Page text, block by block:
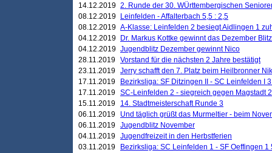
14.12.2019 2. Runde der 30. WÜrttembergischen
08.12.2019
Leinfelden - Affalterbach 5,5 : 2,5
08.12.2019 A-Klasse: Leinfelden 2 besiegt Aidlingen 1
04.12.2019
Dr. Markus Kottke gewinnt das Dezember
04.12.2019 Jugendblitz Dezember gewinnt Nico
28.11.2019 Vorstand für die nächsten 2 Jahre bestätigt
23.11.2019 Jerry schafft den 7. Platz beim Heilbronner
17.11.2019
Bezirksliga: SF Ditzingen II - SC Leinfelden I
17.11.2019 SC-Leinfelden 2 - siegreich gegen Magstadt 2
15.11.2019
14. Stadtmeisterschaft Runde 3
06.11.2019
Und täglich grüßt das Murmeltier - beim
06.11.2019 Jugendblitz November
04.11.2019 Jugendfreizeit in den Herbstferien
03.11.2019
Bezirksliga: SC Leinfelden 1 - SF Oeffingen 1